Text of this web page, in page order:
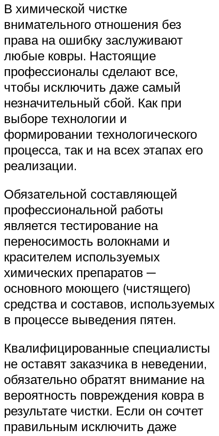
В химической чистке
внимательного отношения без
права на ошибку заслуживают
любые ковры. Настоящие
профессионалы сделают все,
чтобы исключить даже самый
незначительный сбой. Как при
выборе технологии и
формировании технологического
процесса, так и на всех этапах его
реализации.
Обязательной составляющей
профессиональной работы
является тестирование на
переносимость волокнами и
красителем используемых
химических препаратов ─
основного моющего (чистящего)
средства и составов, используемых
в процессе выведения пятен.
Квалифицированные специалисты
не оставят заказчика в неведении,
обязательно обратят внимание на
вероятность повреждения ковра в
результате чистки. Если он сочтет
правильным исключить даже